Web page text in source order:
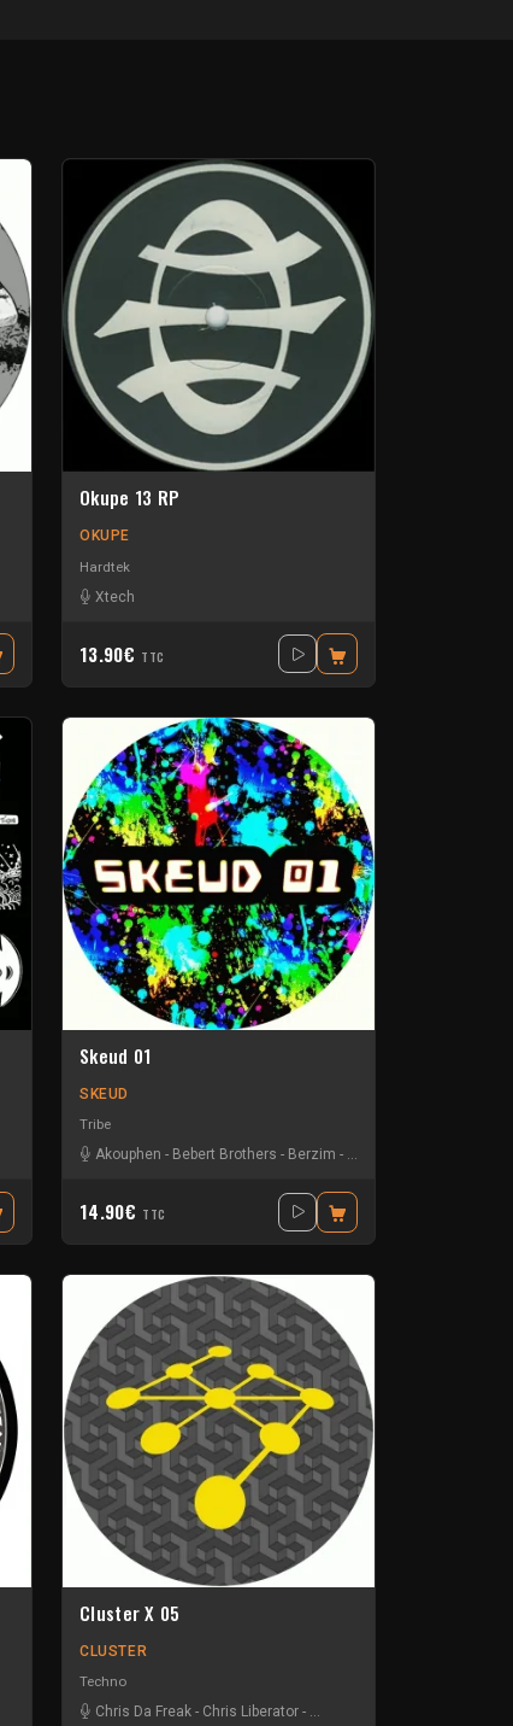
Okupe 13 RP
OKUPE
Hardtek
Xtech
13.90€ TTC
Skeud 01
SKEUD
Tribe
Akouphen - Bebert Brothers - Berzim - Gui-two
14.90€ TTC
Cluster X 05
CLUSTER
Techno
Chris Da Freak - Chris Liberator - Sterling Moss